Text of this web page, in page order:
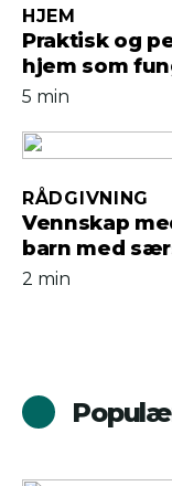
Praktisk og
hjem som
HJEM
5 min
Vennskap
barn med
RÅDGIVNING
2 min